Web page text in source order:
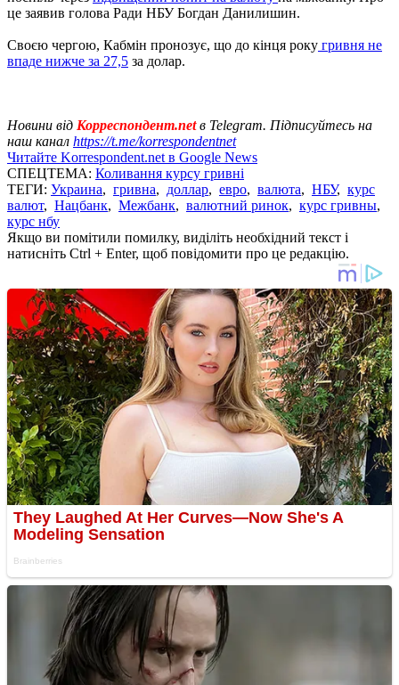
це заявив голова Ради НБУ Богдан Данилишин.
Своєю чергою, Кабмін пронозує, що до кінця року гривня не
впаде нижче за 27,5 за долар.
Новини від Корреспондент.netв Telegram. Підписуйтесь на
наш канал https://t.me/korrespondentnet
Читайте Korrespondent.net в Google News
СПЕЦТЕМА: Коливання курсу гривні
ТЕГИ: Украина, гривна, доллар, евро, валюта, НБУ, курс
валют, Нацбанк, Межбанк, валютний ринок, курс гривны,
курс нбу
Якщо ви помітили помилку, виділіть необхідний текст і
натисніть Ctrl + Enter, щоб повідомити про це редакцію.